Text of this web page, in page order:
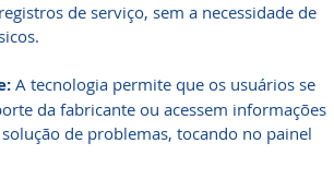
de serviço, sem a necessidade de
A tecnologia permite que os usuários se
da fabricante ou acessem informações
de problemas, tocando no painel